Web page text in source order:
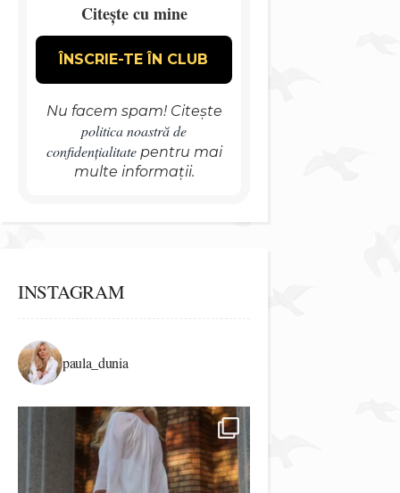
Citește cu mine
Nu facem spam! Citește
politica noastră de
confidențialitatepentru mai
multe informații.
INSTAGRAM
paula_dunia